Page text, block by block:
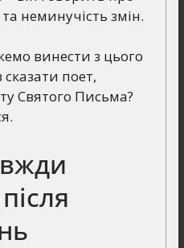
неминучість змін.
винести з цього
поет,
Святого Письма?